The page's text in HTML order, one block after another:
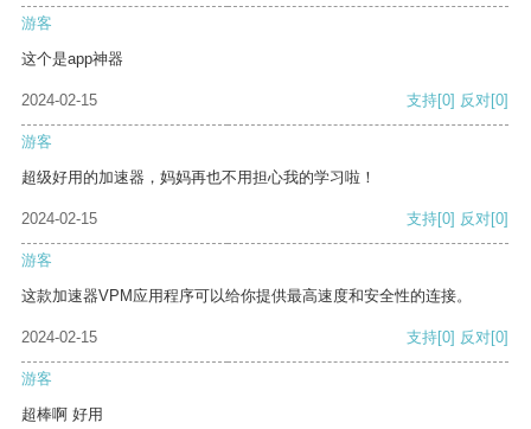
游客
这个是app神器
2024-02-15 支持[0] 反对[0]
游客
超级好用的加速器，妈妈再也不用担心我的学习啦！
2024-02-15 支持[0] 反对[0]
游客
这款加速器VPM应用程序可以给你提供最高速度和安全性的连接。
2024-02-15 支持[0] 反对[0]
游客
超棒啊 好用